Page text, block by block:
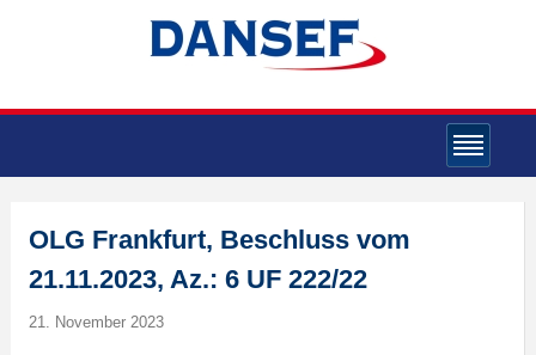
OLG Frankfurt, Beschluss vom
21.11.2023, Az.: 6 UF 222/22
21. November 2023